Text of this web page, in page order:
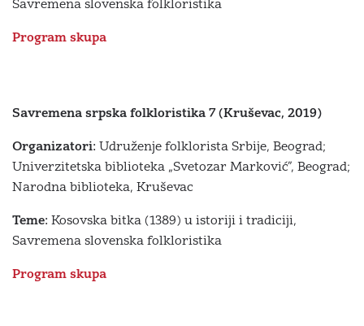
Savremena slovenska folkloristika
Program skupa
Savremena srpska folkloristika 7 (Kruševac, 2019)
Organizatori: Udruženje folklorista Srbije, Beograd;
Univerzitetska biblioteka „Svetozar Marković”, Beograd;
Narodna biblioteka, Kruševac
Teme: Kosovska bitka (1389) u istoriji i tradiciji,
Savremena slovenska folkloristika
Program skupa